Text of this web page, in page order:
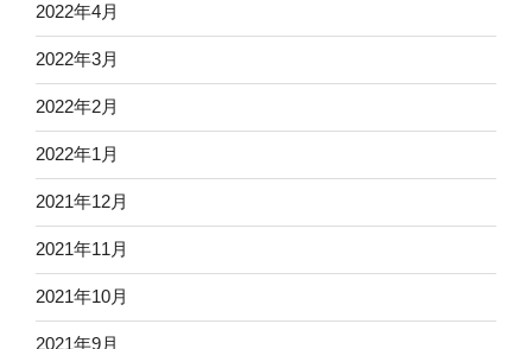
2022年4月
2022年3月
2022年2月
2022年1月
2021年12月
2021年11月
2021年10月
2021年9月